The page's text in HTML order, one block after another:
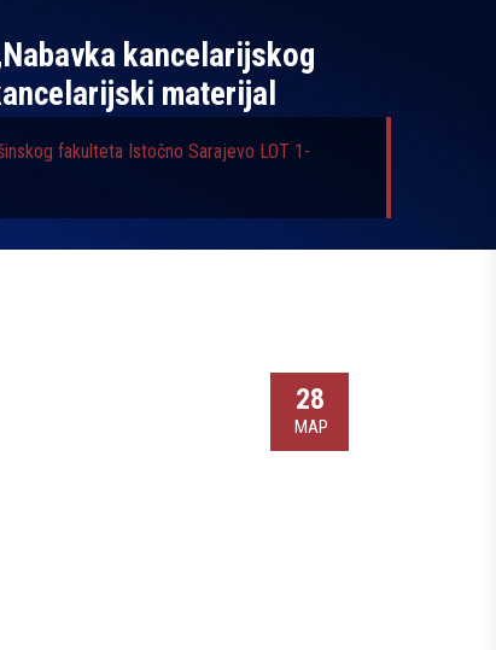
kancelarijskog
materijal
fakulteta Istočno Sarajevo LOT 1-
28
МАР